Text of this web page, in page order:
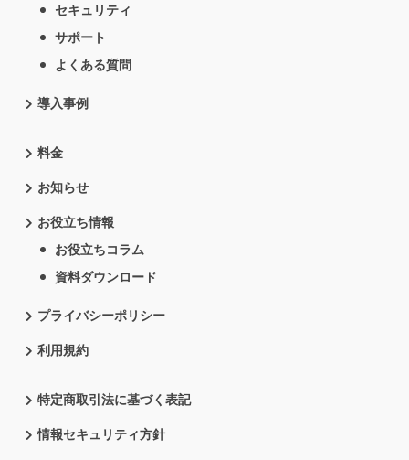
セキュリティ
サポート
よくある質問
導入事例
料金
お知らせ
お役立ち情報
お役立ちコラム
資料ダウンロード
プライバシーポリシー
利用規約
特定商取引法に基づく表記
情報セキュリティ方針